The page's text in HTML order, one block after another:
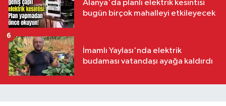
Alanya'da planlı elektrik kesintisi
bugün birçok mahalleyi etkileyecek
İmamlı Yaylası'nda elektrik
budaması vatandaşı ayağa kaldırdı
6